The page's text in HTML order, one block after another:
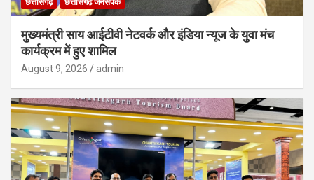
छत्तीसगढ़ छत्तीसगढ़ जनसंपर्क
मुख्यमंत्री साय आईटीवी नेटवर्क और इंडिया न्यूज के युवा मंच
कार्यक्रम में हुए शामिल
August 9, 2026 admin